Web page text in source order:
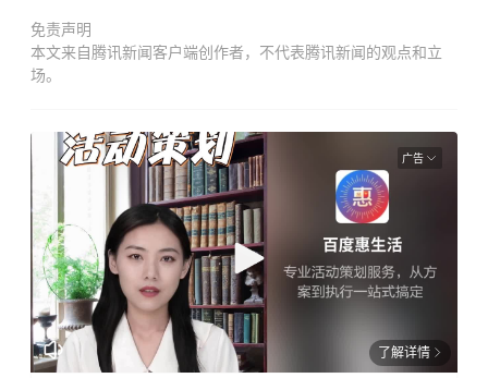
免责声明
本文来自腾讯新闻客户端创作者，不代表腾讯新闻的观点和立
场。
广告
了解详情